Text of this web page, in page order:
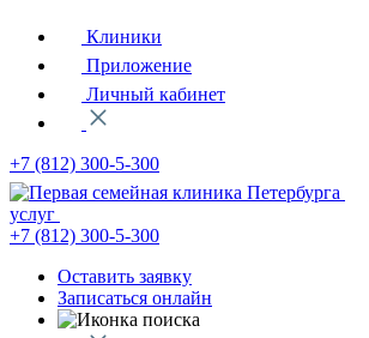
Клиники
Приложение
Личный кабинет
+7 (812) 300-5-300
услуг
+7 (812) 300-5-300
Оставить заявку
Записаться онлайн